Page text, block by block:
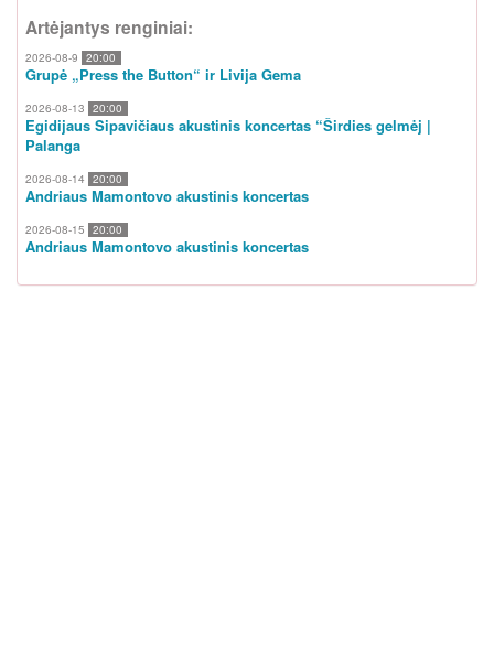
Artėjantys renginiai:
2026-08-9 20:00
Grupė „Press the Button“ ir Livija Gema
2026-08-13 20:00
Egidijaus Sipavičiaus akustinis koncertas “Širdies gelmėj |
Palanga
2026-08-14 20:00
Andriaus Mamontovo akustinis koncertas
2026-08-15 20:00
Andriaus Mamontovo akustinis koncertas